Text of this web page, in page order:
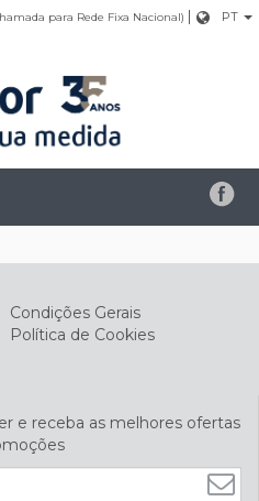
para Rede Fixa Nacional) | PT
Condições Gerais
Política de Cookies
e receba as melhores ofertas